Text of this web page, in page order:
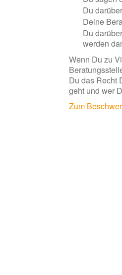
Du
Deine
Du
werden
Wenn Du zu
Du das Recht
geht und wer
Zum